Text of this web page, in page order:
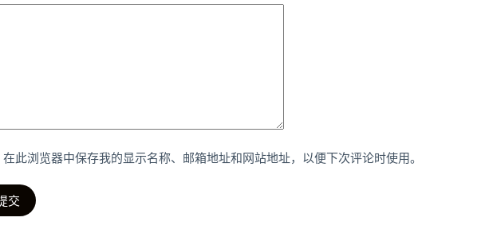
在此浏览器中保存我的显示名称、邮箱地址和网站地址，以便下次评论时使用。
交